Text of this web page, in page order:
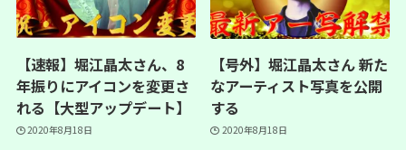
【速報】堀江晶太さん、8
年振りにアイコンを変更さ
れる【大型アップデート】
2020年8月18日
【号外】堀江晶太さん 新た
なアーティスト写真を公開
する
2020年8月18日